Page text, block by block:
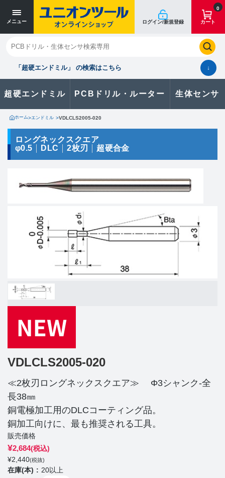
メニュー ログイン/新規登録
0
カート
「超硬エンドミル」 の検索はこちら ↓
超硬エンドミル PCBドリル・ルーター 生体センサ
閉じる
お気に入り クイックオーダー 購入履歴
製品に関するお問い合わせはこちら
お問い合わせ
カタログ一覧
ホーム>エンドミル >VDLCLS2005-020
ロングネックスクエア
φ0.5
DLC 2枚刃 超硬合金
VDLCLS2005-020
≪2枚刃ロングネックスクエア≫ Φ3シャンク-全
長38㎜
銅電極加工用のDLCコーティング品。
銅加工向けに、最も推奨される工具。
販売価格
¥2,684(税込)
¥2,440(税抜)
在庫(本)
20以上
寸法単位 [mm]
寸法単位 [mm]